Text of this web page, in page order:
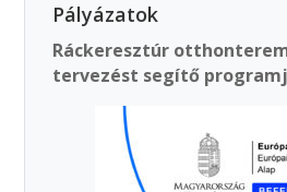
Pályázatok
Ráckeresztúr
tervezést segítő